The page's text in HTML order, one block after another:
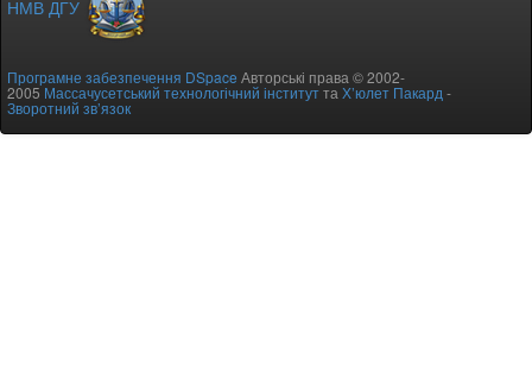
НМВ ДГУ
Програмне забезпечення DSpace Авторські права © 2002-
2005Массачусетський технологічний інститутта Х’юлет Пакард -
Зворотний зв’язок